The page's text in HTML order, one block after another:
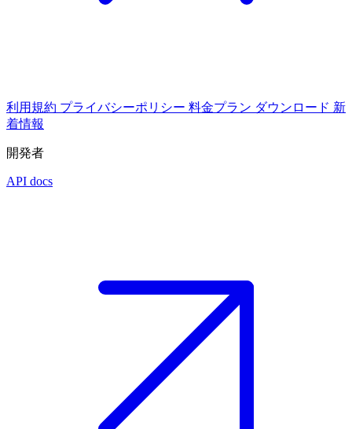
利用規約 プライバシーポリシー 料金プラン ダウンロード 新
着情報
開発者
API docs